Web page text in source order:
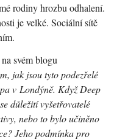
rodiny hrozbu odhalení.
je velké. Sociální sítě
svém blogu
jak jsou tyto podezřelé
v Londýně. Když Deep
důležití vyšetřovatelé
nebo to bylo učiněno
Jeho podmínka pro